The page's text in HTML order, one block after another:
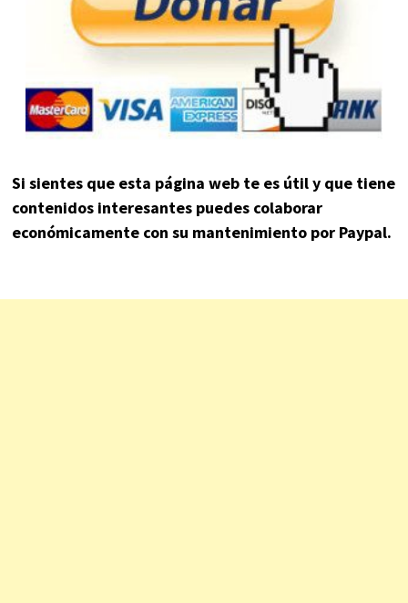
Si sientes que esta página web te es útil y que tiene
contenidos interesantes puedes colaborar
económicamente con su mantenimiento por Paypal.